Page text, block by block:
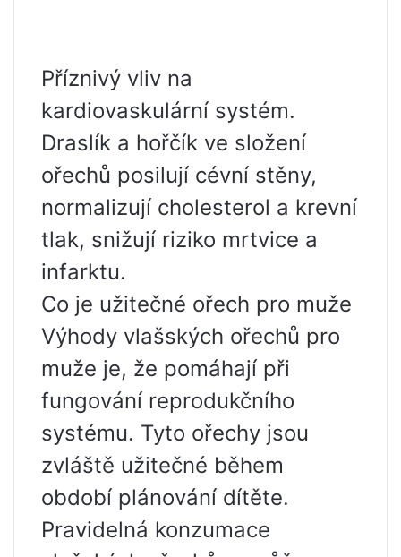
Příznivý vliv na
kardiovaskulární systém.
Draslík a hořčík ve složení
ořechů posilují cévní stěny,
normalizují cholesterol a krevní
tlak, snižují riziko mrtvice a
infarktu.
Co je užitečné ořech pro muže
Výhody vlašských ořechů pro
muže je, že pomáhají při
fungování reprodukčního
systému. Tyto ořechy jsou
zvláště užitečné během
období plánování dítěte.
Pravidelná konzumace